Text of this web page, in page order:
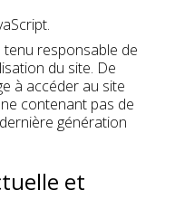
responsable de
du site. De
à accéder au site
contenant pas de
génération
et